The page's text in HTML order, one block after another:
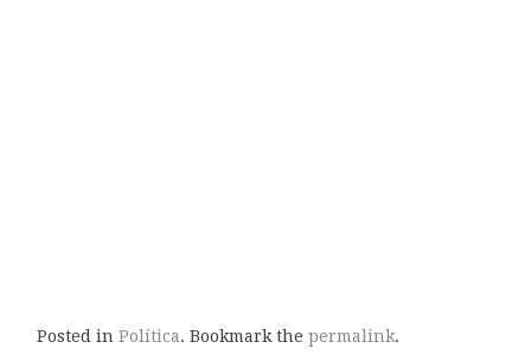
Posted in Política. Bookmark the permalink.